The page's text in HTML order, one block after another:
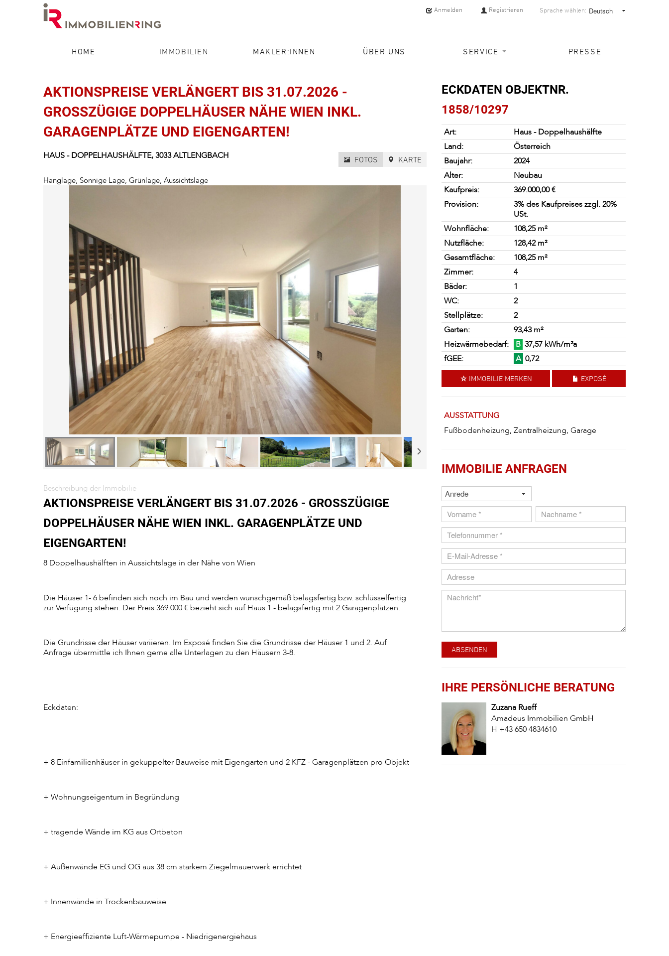
Sprache wählen:
Anmelden Registrieren
HOME IMMOBILIEN MAKLER:INNEN ÜBER UNS SERVICE PRESSE
AKTIONSPREISE VERLÄNGERT BIS 31.07.2026 -
GROSSZÜGIGE DOPPELHÄUSER NÄHE WIEN INKL. G
ARAGENPLÄTZE UND EIGENGARTEN!
HAUS- DOPPELHAUSHÄLFTE,3033ALTLENGBACH
Hanglage, Sonnige Lage, Grünlage, Aussichtslage
FOTOS KARTE
Beschreibung der Immobilie
AKTIONSPREISE VERLÄNGERT BIS 31.07.2026 - GROSSZÜGIGE D
OPPELHÄUSER NÄHE WIEN INKL. GARAGENPLÄTZE UND E
IGENGARTEN!
8 Doppelhaushälften in Aussichtslage in der Nähe von Wien
Die Häuser 1- 6 befinden sich noch im Bau und werden wunschgemäß belagsfertig bzw. schlüsselfertig
zur Verfügung stehen. Der Preis 369.000 € bezieht sich auf Haus 1 - belagsfertig mit 2 Garagenplätzen.
Die Grundrisse der Häuser variieren. Im Exposé finden Sie die Grundrisse der Häuser 1 und 2. Auf
Anfrage übermittle ich Ihnen gerne alle Unterlagen zu den Häusern 3-8.
Eckdaten:
+ 8 Einfamilienhäuser in gekuppelter Bauweise mit Eigengarten und 2 KFZ - Garagenplätzen pro Objekt
+ Wohnungseigentum in Begründung
+ tragende Wände im KG aus Ortbeton
+ Außenwände EG und OG aus 38 cm starkem Ziegelmauerwerk errichtet
+ Innenwände in Trockenbauweise
+ Energieeffiziente Luft-Wärmepumpe - Niedrigenergiehaus
ECKDATEN OBJEKTNR.
1858/10297
Art:
Haus - Doppelhaushälfte
Land:
Österreich
Baujahr:
2024
Alter:
Neubau
Kaufpreis:
369.000,00€
Provision:
3% des Kaufpreises zzgl. 20%
USt.
Wohnfläche:
108,25 m²
Nutzfläche:
128,42 m²
Gesamtfläche:
108,25 m²
Zimmer:
4
Bäder:
1
WC:
2
Stellplätze:
2
Garten:
93,43 m²
Heizwärmebedarf:
B 37,57 kWh/m²a
fGEE:
A 0,72
IMMOBILIE MERKEN EXPOSÉ
AUSSTATTUNG
Fußbodenheizung, Zentralheizung, Garage
IMMOBILIE ANFRAGEN
ABSENDEN
IHRE PERSÖNLICHE BERATUNG
Zuzana Rueff
Amadeus Immobilien GmbH
H +43 650 4834610